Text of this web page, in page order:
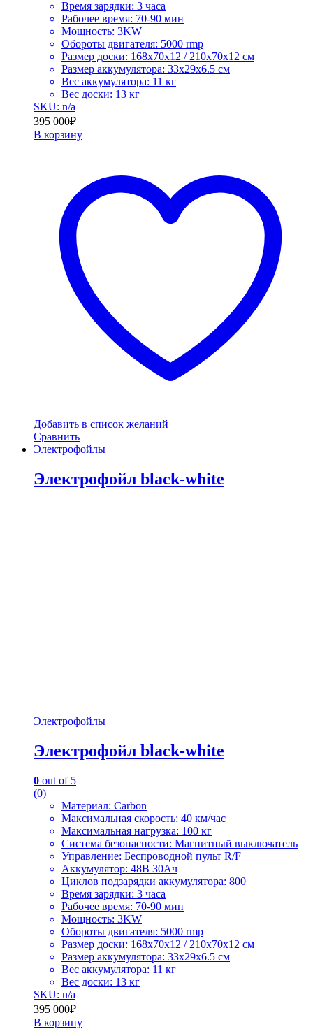
Время зарядки: 3 часа
Рабочее время: 70-90 мин
Мощность: 3KW
Обороты двигателя: 5000 rmp
Размер доски: 168х70х12 / 210х70х12 cм
Размер аккумулятора: 33х29х6.5 cм
Вес аккумулятора: 11 кг
Вес доски: 13 кг
SKU: n/a
395 000₽
В корзину
Добавить в список желаний
Сравнить
Электрофойлы
Электрофойл black-white
Электрофойлы
Электрофойл black-white
0 out of 5
(0)
Материал: Carbon
Максимальная скорость: 40 км/час
Максимальная нагрузка: 100 кг
Система безопасности: Магнитный выключатель
Управление: Беспроводной пульт R/F
Аккумулятор: 48В 30Ач
Циклов подзарядки аккумулятора: 800
Время зарядки: 3 часа
Рабочее время: 70-90 мин
Мощность: 3KW
Обороты двигателя: 5000 rmp
Размер доски: 168х70х12 / 210х70х12 cм
Размер аккумулятора: 33х29х6.5 cм
Вес аккумулятора: 11 кг
Вес доски: 13 кг
SKU: n/a
395 000₽
В корзину